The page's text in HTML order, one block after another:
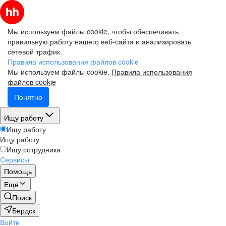
Мы используем файлы cookie, чтобы обеспечивать
правильную работу нашего веб-сайта и анализировать
сетевой трафик.
Правила использования файлов cookie
Мы используем файлы cookie. Правила использования
файлов cookie
Понятно
Ищу работу
Ищу работу
Ищу работу
Ищу сотрудника
Сервисы
Помощь
Ещё
Поиск
Бердск
Войти